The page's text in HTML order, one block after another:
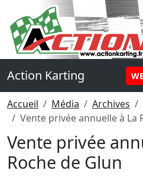
Panneau de gestion des cookies
Action Karting
Accueil Média Archives
Vente privée annuelle à La
Vente privée
Roche de Glun